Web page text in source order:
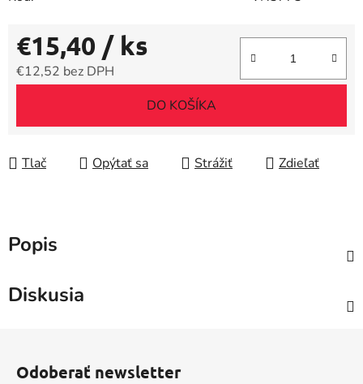
€15,40 / ks
€12,52 bez DPH
DO KOŠÍKA
Tlač Opýtať sa Strážiť Zdieľať
Popis
Diskusia
Odoberať newsletter